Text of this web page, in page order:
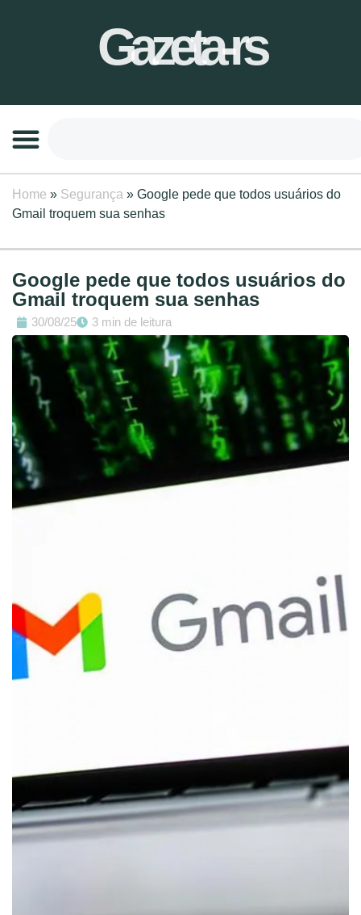
Gazeta-rs
Home » Segurança » Google pede que todos usuários do
Gmail troquem sua senhas
Google pede que todos usuários do
Gmail troquem sua senhas
30/08/25 3 min de leitura